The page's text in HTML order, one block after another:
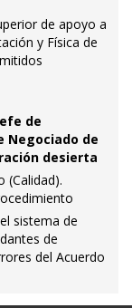
de apoyo a
y Física de
de
Negociado de
desierta
(Calidad).
sistema de
de
del Acuerdo